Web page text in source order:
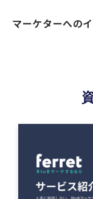
マーケターへの